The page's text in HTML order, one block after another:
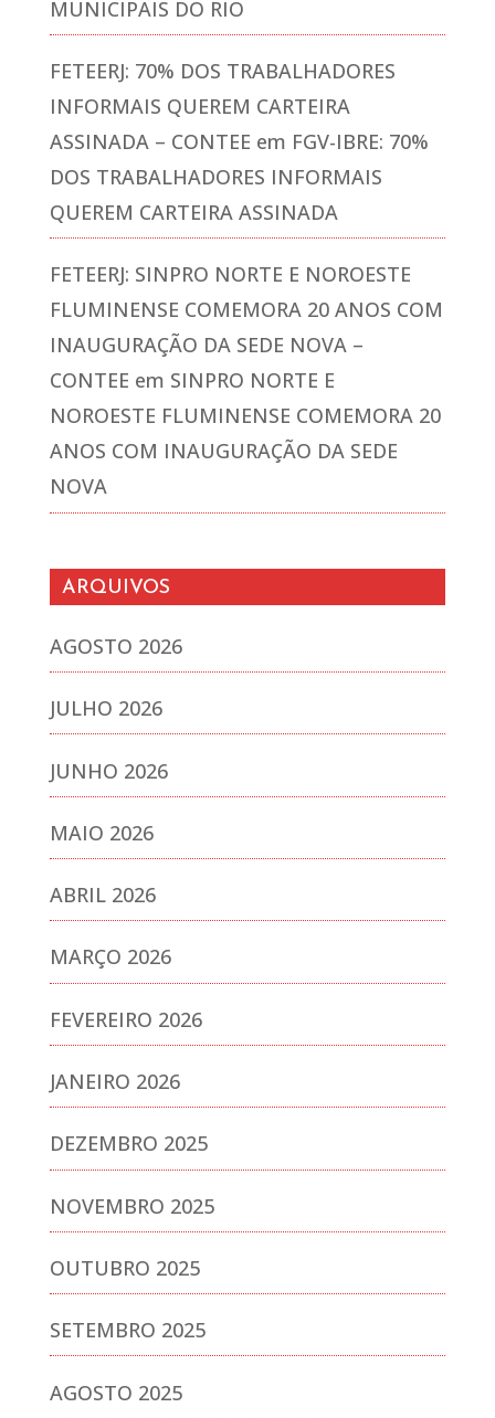
MUNICIPAIS DO RIO
FETEERJ: 70% DOS TRABALHADORES
INFORMAIS QUEREM CARTEIRA
ASSINADA – CONTEE em FGV-IBRE: 70%
DOS TRABALHADORES INFORMAIS
QUEREM CARTEIRA ASSINADA
FETEERJ: SINPRO NORTE E NOROESTE
FLUMINENSE COMEMORA 20 ANOS COM
INAUGURAÇÃO DA SEDE NOVA –
CONTEE em SINPRO NORTE E
NOROESTE FLUMINENSE COMEMORA 20
ANOS COM INAUGURAÇÃO DA SEDE
NOVA
ARQUIVOS
AGOSTO 2026
JULHO 2026
JUNHO 2026
MAIO 2026
ABRIL 2026
MARÇO 2026
FEVEREIRO 2026
JANEIRO 2026
DEZEMBRO 2025
NOVEMBRO 2025
OUTUBRO 2025
SETEMBRO 2025
AGOSTO 2025